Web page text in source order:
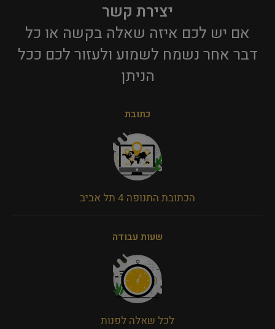
יצירת קשר
אם יש לכם איזה שאלה בקשה או כל
דבר אחר נשמח לשמוע ולעזור לכם ככל
הניתן​
כתובת
הכתובת התנופה 4 תל אביב
שעות עבודה
לכל שאלה לפנות